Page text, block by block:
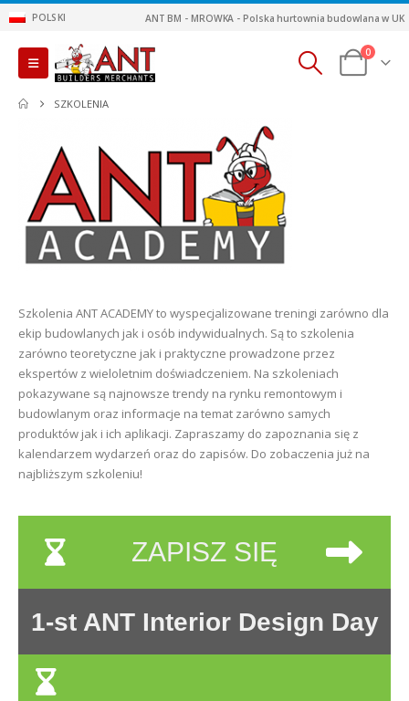
POLSKI ANT BM - MROWKA - Polska hurtownia budowlana w UK
0
SZKOLENIA
Szkolenia ANT ACADEMY to wyspecjalizowane treningi zarówno dla
ekip budowlanych jak i osób indywidualnych. Są to szkolenia
zarówno teoretyczne jak i praktyczne prowadzone przez
ekspertów z wieloletnim doświadczeniem. Na szkoleniach
pokazywane są najnowsze trendy na rynku remontowym i
budowlanym oraz informacje na temat zarówno samych
produktów jak i ich aplikacji. Zapraszamy do zapoznania się z
kalendarzem wydarzeń oraz do zapisów. Do zobaczenia już na
najbliższym szkoleniu!
ZAPISZ SIĘ
1-st ANT Interior Design Day